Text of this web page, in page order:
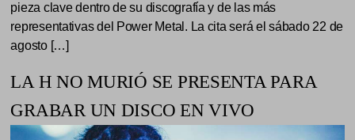
pieza clave dentro de su discografía y de las más
representativas del Power Metal. La cita será el sábado 22 de
agosto […]
LA H NO MURIÓ SE PRESENTA PARA
GRABAR UN DISCO EN VIVO